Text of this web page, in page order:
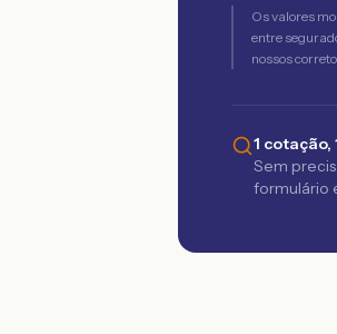
Os valores
entre
nossos
1 cotação,
Sem
formulário